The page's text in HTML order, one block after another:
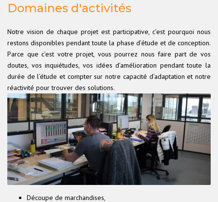
Domaines d'activités
Notre vision de chaque projet est participative, c’est pourquoi nous
restons disponibles pendant toute la phase d’étude et de conception.
Parce que c’est votre projet, vous pourrez nous faire part de vos
doutes, vos inquiétudes, vos idées d’amélioration pendant toute la
durée de l’étude et compter sur notre capacité d’adaptation et notre
réactivité pour trouver des solutions.
Découpe de marchandises,